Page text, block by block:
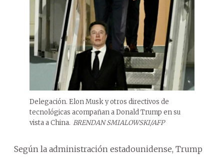
Delegación. Elon Musk y otros directivos de
tecnológicas acompañan a Donald Trump en su
vista a China. BRENDAN SMIALOWSKI/AFP
Según la administración estadounidense, Trump